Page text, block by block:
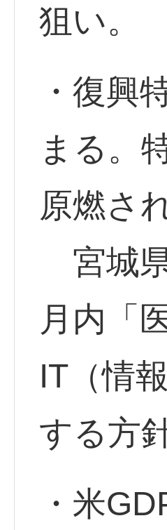
狙い。
・復興
まる。
原燃さ
宮城
月内「
IT（情
する方
・米